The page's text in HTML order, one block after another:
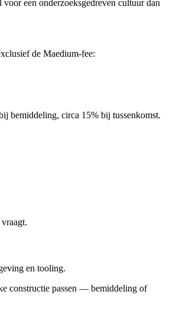
een onderzoeksgedreven cultuur dan
de Maedium-fee:
bemiddeling, circa 15% bij tussenkomst.
en tooling.
constructie passen — bemiddeling of